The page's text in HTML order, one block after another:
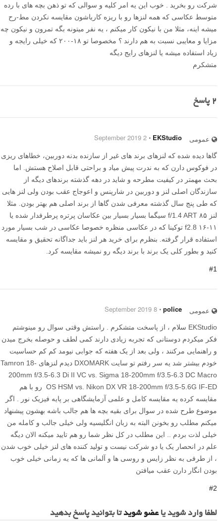
شرکت رو بخرید . خوب این یه امر کلیه و سوالی که تو ذهن بچه های با رده
متوسط عکاسی که همه لنزها رو با ریزه کاریاشون مقایسه نکردن مط-رح
میشه اینه، مثلا من با نیکون کار میکنم ، یه نفر میتونه بگه تمرون و نیکون چه
مزایا و معایبی نسبت به هم دارند ؟ مخصوصا تو ۱۸-۲۰۰ که خیلی رایجه و
زیاد استفاده میشه یا لنزهای رایج دیگه
متشکرم
2 پاسخ
عمومی EKStudio
⋅
2 September 2019
گاها دیده شده که لنزهای برند های غیر از سازنده بدنه دوربین، خطاهای ریزی
در فوکوس دارن که به ندرت پیش میاد و براحتی قابل اصلاح هستش. اما
بحث مهمتر در کیفیت مطرحه و شاید در دهه گذشته برندهای دیگه از
سازندگان اصلی لنز و دوربین در شارپنس و اعوجاج عقب بودن ولی لنز هایی
که طی پنج سال گذشته معرفی شدن گاها از برند اصلی هم بهتر بودن. مثلا
لنز ۸۵ f/1.4 ART سیگما بسیار بسیار بین عکاسان پرتره پرطرفدار شده یا
۱۱-۱۶ f2.8 توکینا که در عکاسی منظره خصوصا عکاسی در شب بسیار مورد
استفاده قرار گرفته. بنظرم برای خرید هر لنز باید جداگانه تحقیق و مقایسه
کنید و بطور کلی یک برند با برند دیگه رو نمیشه مقایسه کرد.
#1
عمومی police
⋅
8 September 2019
EKStudio سلام ، از پاسخت متشکرم . راستش وقتی سوال رو مینوشتم
فکر میکردم دوستانی که تجربه زیادی دارند کمی لطف و حوصله بخرج میدن
و راهنمایی مرکنند ، ولی بعد از یک هفته که جوابی نیومد کم کم حساسیت
خودم بیشتر شد یه سر رفتم تو سایت DXOMARK دیدم لنزهای Tamron 18-
200mm f/3.5-6.3 Di II VC vs. Sigma 18-200mm f/3.5-6.3 DC Macro
OS HSM vs. Nikon DX VR 18-200mm f/3.5-5.6G IF-ED رو با هم
مقایسه کرده یه مقایسه کامل و علمی آزمایشگاهی بر پایه فیزیک نور . اگر
موضوع طرح شده در سوال برای بقیه بچه ها هم جالب باشه بهشون پیشنهاد
میکنم مطلب رو بخونن البته به زبان انگلیسیه ولی خیلی جالب و کامله من
خیلی لذت بردم .. این مطلب در کل نظر شما رو هم تایید میکنه الان دیگه
علم در انحصار یک یا دو شرکت نیست و تولید کننده های لنز خیلی خوب شدن
، از طرفی به نظر زایس و روسی ها و آلمانی ها که یه زمانی خیلی خوب
بودن انگار دارن عقب میافتن
#2
لطفا وارد شوید یاعضو شویدتا بتوانید پاسخ بدهید